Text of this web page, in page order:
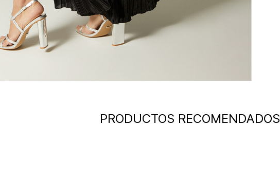
PRODUCTOS RECOMENDADOS